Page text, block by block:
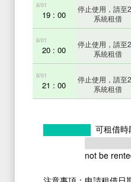
8/01
19 : 00
停止使用，請至
系統租借
8/01
20 : 00
停止使用，請至
系統租借
8/01
21 : 00
停止使用，請至
系統租借
可租借
not be